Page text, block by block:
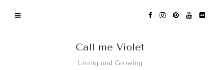
Call me Violet
Living and Growing